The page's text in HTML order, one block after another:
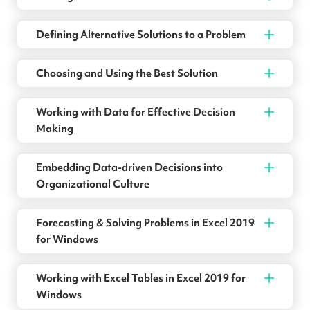
Defining Alternative Solutions to a Problem
Choosing and Using the Best Solution
Working with Data for Effective Decision
Making
Embedding Data-driven Decisions into
Organizational Culture
Forecasting & Solving Problems in Excel 2019
for Windows
Working with Excel Tables in Excel 2019 for
Windows